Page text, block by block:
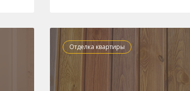
Отделка квартиры